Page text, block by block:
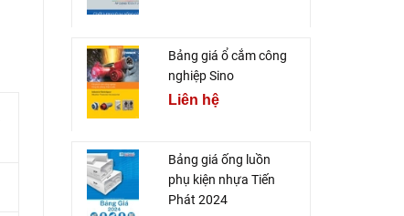
Bảng giá ổ cắm công
nghiệp Sino
Liên hệ
Bảng giá ống luồn
phụ kiện nhựa Tiến
Phát 2024